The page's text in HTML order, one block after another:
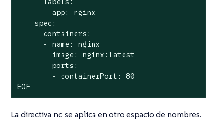
        app: nginx
    spec:
      containers:
      - name: nginx
        image: nginx:latest
        ports:
        - containerPort: 80
EOF
La directiva no se aplica en otro espacio de nombres.